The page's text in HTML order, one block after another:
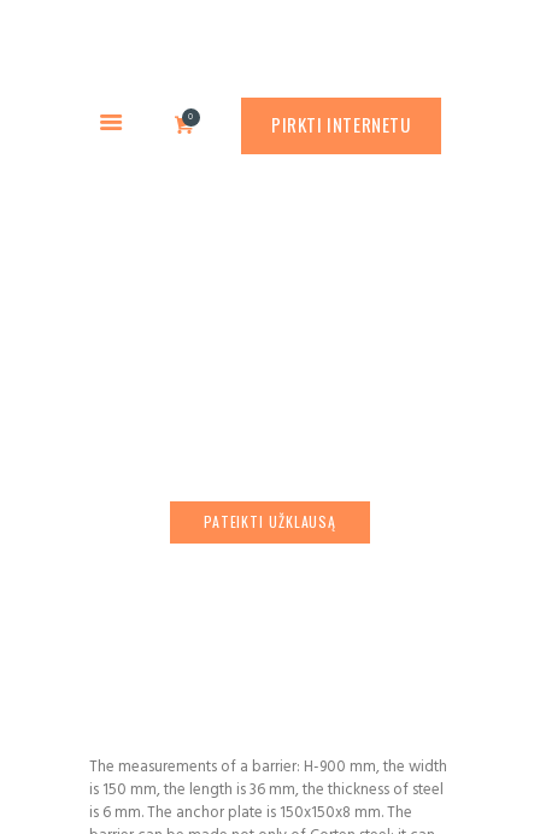
0 PIRKTI INTERNETU
Rusty.lt
PREKYBA CORTEN PLIENU
GAMINIAI
RŪDINIMO PRIEMONĖS
PATEIKTI UŽKLAUSĄ
The measurements of a barrier: H-900 mm, the width
is 150 mm, the length is 36 mm, the thickness of steel
is 6 mm. The anchor plate is 150x150x8 mm. The